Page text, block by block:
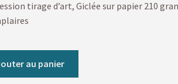
tirage d’art, Giclée sur papier 210
au panier